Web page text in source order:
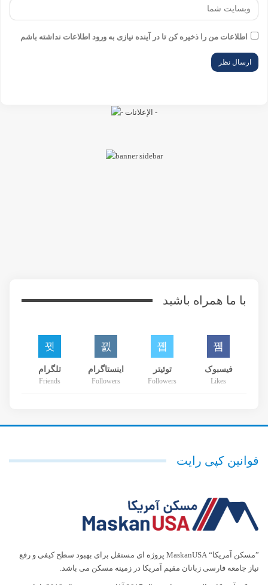
اطلاعات من را ذخیره کن تا در آینده نیازی به ورود اطلاعات نداشته باشم
با ما همراه باشید
فیسبوک
Likes
توئیتر
Followers
اینستاگرام
Followers
تلگرام
Friends
قوانین کپی رایت
”مسکن آمریکا“ MaskanUSA پروژه ای مستقل برای بهبود سطح کیفی و رفع
نیاز جامعه فارسی زبانان مقیم آمریکا در زمینه مسکن می باشد.